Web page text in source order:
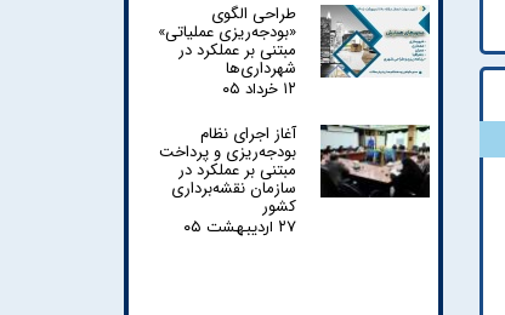
طراحی الگوی
«بودجه‌ریزی عملیاتی»
مبتنی بر عملکرد در
شهرداری‌ها
۱۲ خرداد ۰۵
آغاز اجرای نظام
بودجه‌ریزی و پرداخت
مبتنی بر عملکرد در
سازمان نقشه‌برداری
کشور
۲۷ اردیبهشت ۰۵